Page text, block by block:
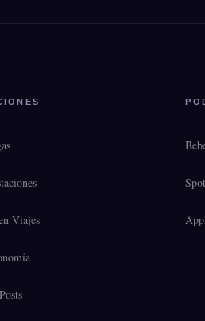
Viajes